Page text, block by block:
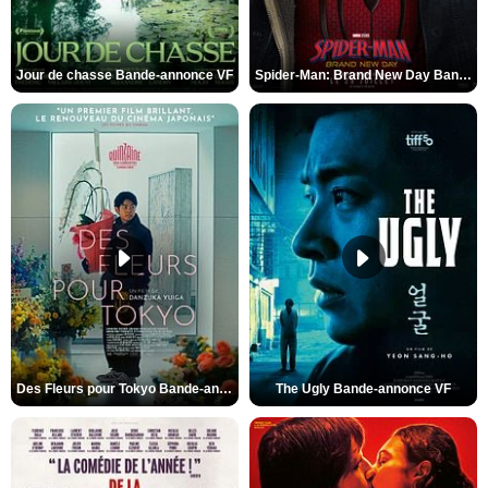
Jour de chasse Bande-annonce VF Spider-Man: Brand New Day Bande-annonce (3) VO STFR
Des Fleurs pour Tokyo Bande-annonce VO STFR The Ugly Bande-annonce VF